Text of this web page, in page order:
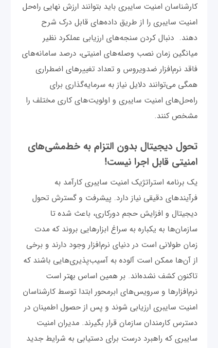
کارشناسان امنیت سایبری باید بتوانند ارزش نهایی راه‌حل
امنیت سایبری را از طریق داده‌های قابل درک شرح
دهند. دنبال کردن سنجه‌های ارزیابی عملکرد نظیر
میانگین زمان نصب وصله‌های امنیتی، درصد سامانه‌های
فاقد نرم‌افزار ضدویروس و تعداد تغییرهای اضطراری
همگی می‌توانند دلایل نیاز به سرمایه‌گذاری برای
راه‌حل‌های امنیت سایبری و اولویت‌های کاری مختلف را
مشخص کنند.
تحول دیجیتال بدون التزام به خط‌مشی‌های
امنیتی قابل اجرا نیست!
یک برنامه استراتژیک امنیت سایبری کارآمد به
فرآیندهای دقیقی نیاز دارد. پیشرفت و گسترش تحول
دیجیتال و افزایش حجم دورکاری، باعث شده تا
سازمان‌ها به یکباره به سراغ ابزارهایی بروند که مدت
زمان طولانی است در دنیای نرم‌افزار وجود دارند و برخی
از آن‌ها ممکن است آلوده به آسیب‌پذیری‌هایی باشند که
تاکنون کشف نشده‌اند. بر همین اساس بهتر است
نرم‌افزارها و سرویس‌های ابرمحور ابتدا توسط کارشناسان
امنیت سایبری ارزیابی شوند و پس از حصول اطمینان در
دسترس کارمندان سازمان قرار بگیرند. مدیران امنیت
سایبری که راهبرد درست برای دستیابی به شرایط جدید